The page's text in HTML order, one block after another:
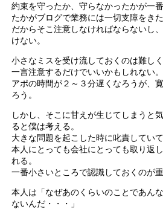
約束を守ったか、守らなかったかが一
たかがブログで業務には一切支障をき
だからそこ注意しなければならないし
けない。
小さなミスを受け流しておくのは難しく
一言注意するだけでいいかもしれない。
アポの時間が２～３分遅くなろうが、
ろう。
しかし、そこに甘えが生じてしまうと
ると僕は考える。
大きな問題を起こした時に叱責していて
本人にとっても会社にとっても取り返
れる。
一番小さいところで認識しておくのが重
本人は「なぜあのくらいのことであん
ないんだ・・・」